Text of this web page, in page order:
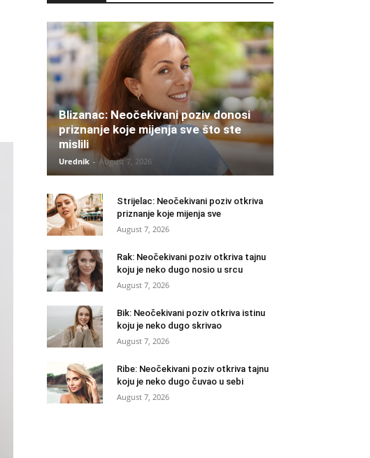
Blizanac: Neočekivani poziv donosi
priznanje koje mijenja sve što ste
mislili
Urednik - August 7, 2026
Strijelac: Neočekivani poziv otkriva
priznanje koje mijenja sve
August 7, 2026
Rak: Neočekivani poziv otkriva tajnu
koju je neko dugo nosio u srcu
August 7, 2026
Bik: Neočekivani poziv otkriva istinu
koju je neko dugo skrivao
August 7, 2026
Ribe: Neočekivani poziv otkriva tajnu
koju je neko dugo čuvao u sebi
August 7, 2026